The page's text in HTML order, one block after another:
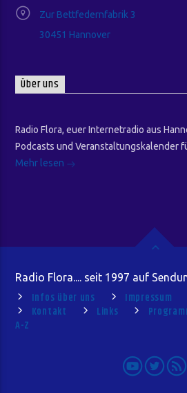
Zur Bettfedernfabrik 3
30451 Hannover
Über uns
Radio Flora, euer Internetradio aus
Podcasts und Veranstaltungskalender
Mehr lesen
Radio Flora.... seit 1997 auf
Infos über uns Impressum
Kontakt
Links
A-Z